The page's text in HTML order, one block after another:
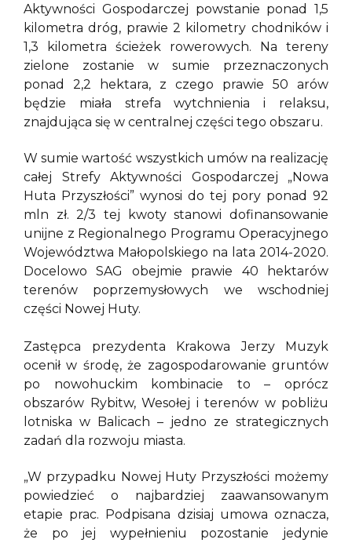
Aktywności Gospodarczej powstanie ponad 1,5
kilometra dróg, prawie 2 kilometry chodników i
1,3 kilometra ścieżek rowerowych. Na tereny
zielone zostanie w sumie przeznaczonych
ponad 2,2 hektara, z czego prawie 50 arów
będzie miała strefa wytchnienia i relaksu,
znajdująca się w centralnej części tego obszaru.
W sumie wartość wszystkich umów na realizację
całej Strefy Aktywności Gospodarczej „Nowa
Huta Przyszłości” wynosi do tej pory ponad 92
mln zł. 2/3 tej kwoty stanowi dofinansowanie
unijne z Regionalnego Programu Operacyjnego
Województwa Małopolskiego na lata 2014-2020.
Docelowo SAG obejmie prawie 40 hektarów
terenów poprzemysłowych we wschodniej
części Nowej Huty.
Zastępca prezydenta Krakowa Jerzy Muzyk
ocenił w środę, że zagospodarowanie gruntów
po nowohuckim kombinacie to – oprócz
obszarów Rybitw, Wesołej i terenów w pobliżu
lotniska w Balicach – jedno ze strategicznych
zadań dla rozwoju miasta.
„W przypadku Nowej Huty Przyszłości możemy
powiedzieć o najbardziej zaawansowanym
etapie prac. Podpisana dzisiaj umowa oznacza,
że po jej wypełnieniu pozostanie jedynie